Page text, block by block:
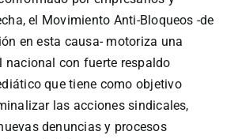
el Movimiento Anti-Bloqueos -de
en esta causa- motoriza una
nacional con fuerte respaldo
que tiene como objetivo
las acciones sindicales,
denuncias y procesos